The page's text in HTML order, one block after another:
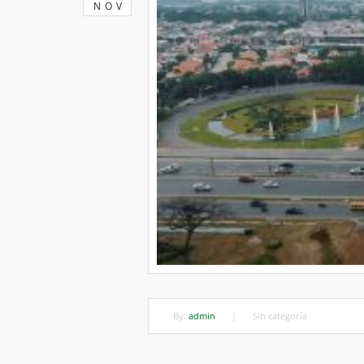
NOV
By: admin Sin categoría